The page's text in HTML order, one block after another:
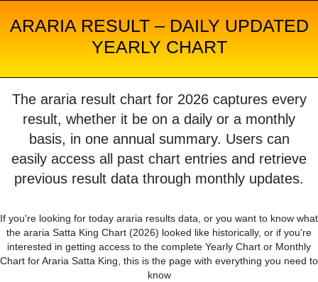
ARARIA RESULT – DAILY UPDATED
YEARLY CHART
The araria result chart for 2026 captures every
result, whether it be on a daily or a monthly
basis, in one annual summary. Users can
easily access all past chart entries and retrieve
previous result data through monthly updates.
If you're looking for today araria results data, or you want to know what
the araria Satta King Chart (2026) looked like historically, or if you're
interested in getting access to the complete Yearly Chart or Monthly
Chart for Araria Satta King, this is the page with everything you need to
know